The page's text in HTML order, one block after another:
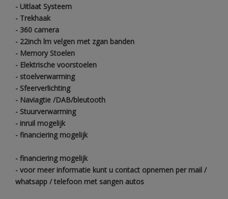
- Uitlaat Systeem
- Trekhaak
- 360 camera
- 22inch lm velgen met zgan banden
- Memory Stoelen
- Elektrische voorstoelen
- stoelverwarming
- Sfeerverlichting
- Naviagtie /DAB/bleutooth
- Stuurverwarming
- inruil mogelijk
- financiering mogelijk
- financiering mogelijk
- voor meer informatie kunt u contact opnemen per mail /
whatsapp / telefoon met sangen autos